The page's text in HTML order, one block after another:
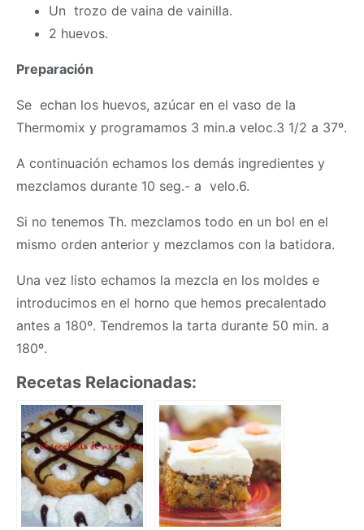
Un trozo de vaina de vainilla.
2 huevos.
Preparación
Se echan los huevos, azúcar en el vaso de la
Thermomix y programamos 3 min.a veloc.3 1/2 a 37º.
A continuación echamos los demás ingredientes y
mezclamos durante 10 seg.- a velo.6.
Si no tenemos Th. mezclamos todo en un bol en el
mismo orden anterior y mezclamos con la batidora.
Una vez listo echamos la mezcla en los moldes e
introducimos en el horno que hemos precalentado
antes a 180º. Tendremos la tarta durante 50 min. a
180º.
Recetas Relacionadas: